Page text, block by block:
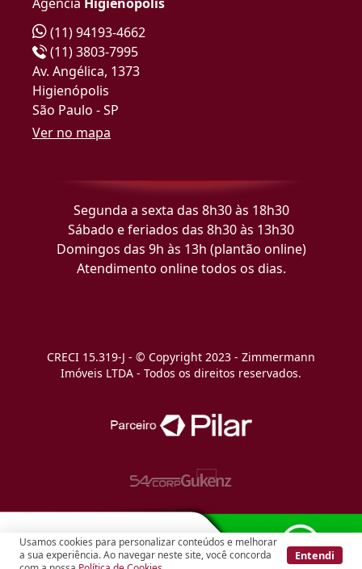
Usamos cookies para personalizar conteúdos e melhorar
a sua experiência. Ao navegar neste site, você concorda
Entendi
(11) 94193-4662
(11) 3803-7995
Av. Angélica, 1373
Higienópolis
São Paulo - SP
Ver no mapa
Segunda a sexta das 8h30 às 18h30
Sábado e feriados das 8h30 às 13h30
Domingos das 9h às 13h (plantão online)
Atendimento online todos os dias.
CRECI 15.319-J - © Copyright 2023 - Zimmermann
Imóveis LTDA - Todos os direitos reservados.